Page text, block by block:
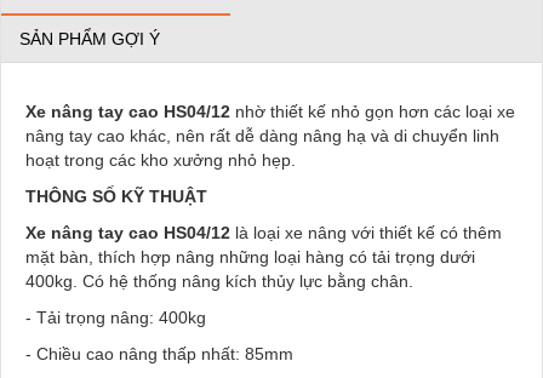
SẢN PHẨM GỢI Ý
Xe nâng tay cao HS04/12 nhờ thiết kế nhỏ gọn hơn các loại xe
nâng tay cao khác, nên rất dễ dàng nâng hạ và di chuyển linh
hoạt trong các kho xưởng nhỏ hẹp.
THÔNG SỐ KỸ THUẬT
Xe nâng tay cao HS04/12 là loại xe nâng với thiết kế có thêm
mặt bàn, thích hợp nâng những loại hàng có tải trọng dưới
400kg. Có hệ thống nâng kích thủy lực bằng chân.
- Tải trọng nâng: 400kg
- Chiều cao nâng thấp nhất: 85mm